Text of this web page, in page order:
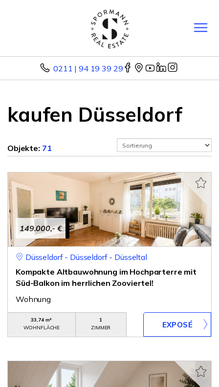
0211 | 94 19 39 29
kaufen Düsseldorf
Objekte: 71
149.000,- €
Düsseldorf - Düsseldorf - Düsseltal
Kompakte Altbauwohnung im Hochparterre mit
Süd-Balkon im herrlichen Zooviertel!
Wohnung
33,74 m²
WOHNFLÄCHE
1
ZIMMER